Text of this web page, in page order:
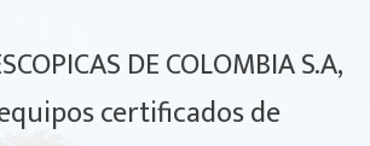
DE COLOMBIA S.A,
certificados de